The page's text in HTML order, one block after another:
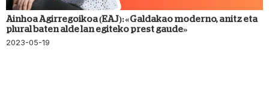
Ainhoa Agirregoikoa (EAJ): «Galdakao moderno, anitz eta
plural baten alde lan egiteko prest gaude»
2023-05-19